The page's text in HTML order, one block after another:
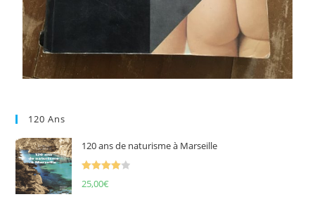
120 Ans
120 ans de naturisme à Marseille
Note4.00
25,00€